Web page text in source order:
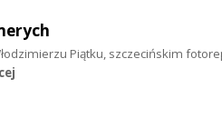
Piątku, szczecińskim